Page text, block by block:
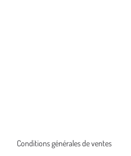
Conditions générales de ventes